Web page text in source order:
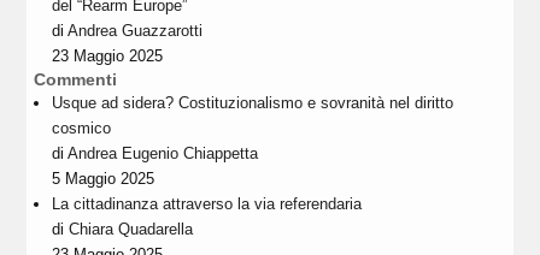
del “Rearm Europe”
diAndrea Guazzarotti
23 Maggio 2025
Commenti
Usque ad sidera? Costituzionalismo e sovranità nel diritto
cosmico
diAndrea Eugenio Chiappetta
5 Maggio 2025
La cittadinanza attraverso la via referendaria
diChiara Quadarella